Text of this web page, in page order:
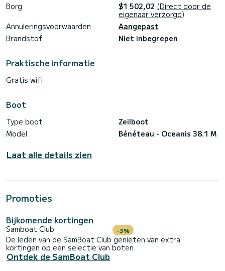
Borg
$1 502,02 (Direct door de
eigenaar verzorgd)
Annuleringsvoorwaarden
Aangepast
Brandstof
Niet inbegrepen
Praktische informatie
Gratis wifi
Boot
Type boot
Zeilboot
Model
Bénéteau - Oceanis 38.1 M
Laat alle details zien
Promoties
Bijkomende kortingen
Samboat Club -3%
De leden van de SamBoat Club genieten van extra
kortingen op een selectie van boten.
Ontdek de SamBoat Club